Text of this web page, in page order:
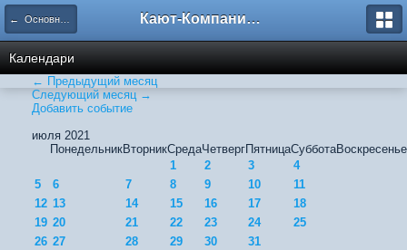
← Основной календарь Кают-Компания "Катера и Яхты"
Календари
← Предыдущий месяц
Следующий месяц →
Добавить событие
июля 2021
ПонедельникВторникСредаЧетвергПятницаСубботаВоскресенье
1
2 3
4
5
6 7 8 9 10
11
12 13 14 15 16 17
18
19 20 21 22 23 24
25
26 27 28 29 30
31